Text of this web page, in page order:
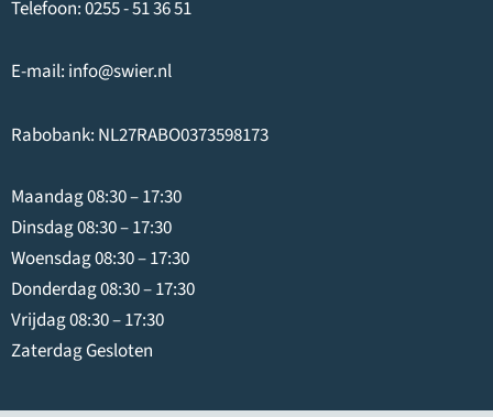
Telefoon:0255 - 51 36 51
E-mail: info@swier.nl
Rabobank: NL27RABO0373598173
Maandag 08:30 – 17:30
Dinsdag 08:30 – 17:30
Woensdag 08:30 – 17:30
Donderdag 08:30 – 17:30
Vrijdag 08:30 – 17:30
Zaterdag Gesloten